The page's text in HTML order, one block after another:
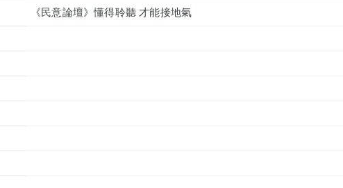
《民意論壇》懂得聆聽 才能接地氣